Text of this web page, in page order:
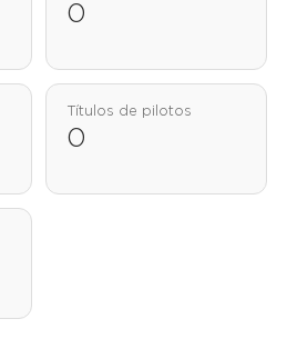
0
Títulos de pilotos
0